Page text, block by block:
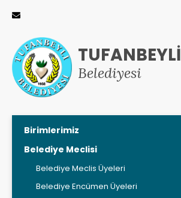
TUFANBEYLİ
Belediyesi
Birimlerimiz
Belediye Meclisi
Belediye Meclis Üyeleri
Belediye Encümen Üyeleri